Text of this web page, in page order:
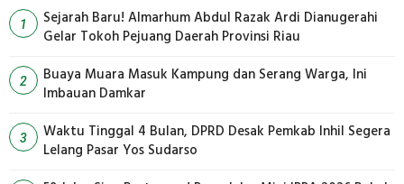
1
Sejarah Baru! Almarhum Abdul Razak Ardi Dianugerahi
Gelar Tokoh Pejuang Daerah Provinsi Riau
2
Buaya Muara Masuk Kampung dan Serang Warga, Ini
Imbauan Damkar
3
Waktu Tinggal 4 Bulan, DPRD Desak Pemkab Inhil Segera
Lelang Pasar Yos Sudarso